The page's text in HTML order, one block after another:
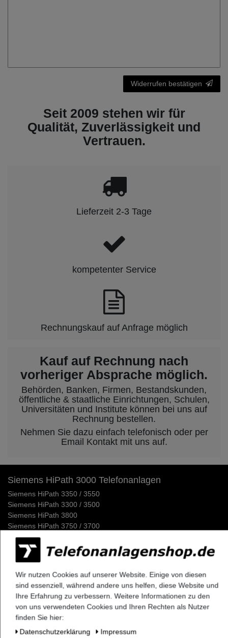
Widerrufen bestätigen
Seit 2009 stehen wir für
Qualität, Zuverlässigkeit und
Vertrauen.
Lieferzeit 2-3 Tage
kompetenter Service
Rechnungskauf auf Anfrage möglich
Kauf auf Rechnung nach
vorheriger Absprache möglich.
Behörden, Banken, Firmen, Bestandskunden,
öffentliche & staatliche Einrichtungen, Schulen,
Universitäten und Institute können bei uns auf
Rechnung bestellen.
Nehmen Sie dazu einfach telefonisch oder per
Email Kontakt mit uns auf.
Siemens HiPath 3000 Telefonanlagen
Siemens HiPath 3350 / 3550
Siemens HiPath 3300 / 3500
Siemens HiPath 3800
Siemens HiPath 3750 / 3700
Siemens HiPath Systemverkabelung
Siemens HiPath Dect Sender
Siemens HiPath Netzteile
Siemens Optipoint 500 / Optiset Systemtelefone
Siemens Optipoint 500 Telefone
Siemens Optipoint 500 Zubehör & Ersatzteile
Siemens Optipoint 500 Ersatzdisplays
Wir nutzen Cookies auf unserer Website. Einige von diesen
sind essenziell, während andere uns helfen, diese Website und
Ihre Erfahrung zu verbessern. Weitere Informationen zu den
von uns verwendeten Cookies und Ihren Rechten als Nutzer
finden Sie hier:
Daten­schutz­erklärung
Impressum